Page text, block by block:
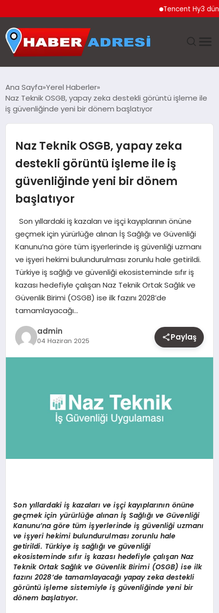
Tencent Hy3 dünya
GÜNDEM
TEKNOLOJI
EĞITIM
MAGAZIN
YAŞAM
OTOMOBIL
Ana Sayfa Yerel Haberler
Naz Teknik OSGB, yapay zeka destekli görüntü işleme ile
iş güvenliğinde yeni bir dönem başlatıyor
Naz Teknik OSGB, yapay zeka
destekli görüntü işleme ile iş
güvenliğinde yeni bir dönem
başlatıyor
Son yıllardaki iş kazaları ve işçi kayıplarının önüne
geçmek için yürürlüğe alınan İş Sağlığı ve Güvenliği
Kanunu’na göre tüm işyerlerinde iş güvenliği uzmanı
ve işyeri hekimi bulundurulması zorunlu hale getirildi.
Türkiye iş sağlığı ve güvenliği ekosisteminde sıfır iş
kazası hedefiyle çalışan Naz Teknik Ortak Sağlık ve
Güvenlik Birimi (OSGB) ise ilk fazını 2028’de
tamamlayacağı…
admin
04 Haziran 2025 Paylaş
Son yıllardaki iş kazaları ve işçi kayıplarının önüne
geçmek için yürürlüğe alınan İş Sağlığı ve Güvenliği
Kanunu’na göre tüm işyerlerinde iş güvenliği uzmanı
ve işyeri hekimi bulundurulması zorunlu hale
getirildi. Türkiye iş sağlığı ve güvenliği
ekosisteminde sıfır iş kazası hedefiyle çalışan Naz
Teknik Ortak Sağlık ve Güvenlik Birimi (OSGB) ise ilk
fazını 2028’de tamamlayacağı yapay zeka destekli
görüntü işleme sistemiyle iş güvenliğinde yeni bir
dönem başlatıyor.